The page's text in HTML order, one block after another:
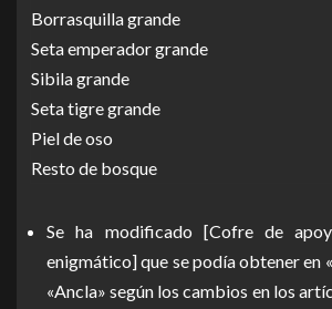
Borrasquilla grande
Seta emperador grande
Sibila grande
Seta tigre grande
Piel de oso
Resto de bosque
Se ha modificado [Cofre de
enigmático] que se podía obtener en
«Ancla» según los cambios en los